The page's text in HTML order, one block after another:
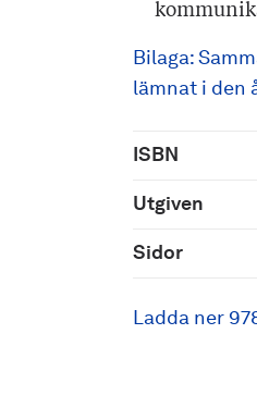
Bilaga:
lämnat i den
ISBN
Utgiven
Sidor
Ladda ner